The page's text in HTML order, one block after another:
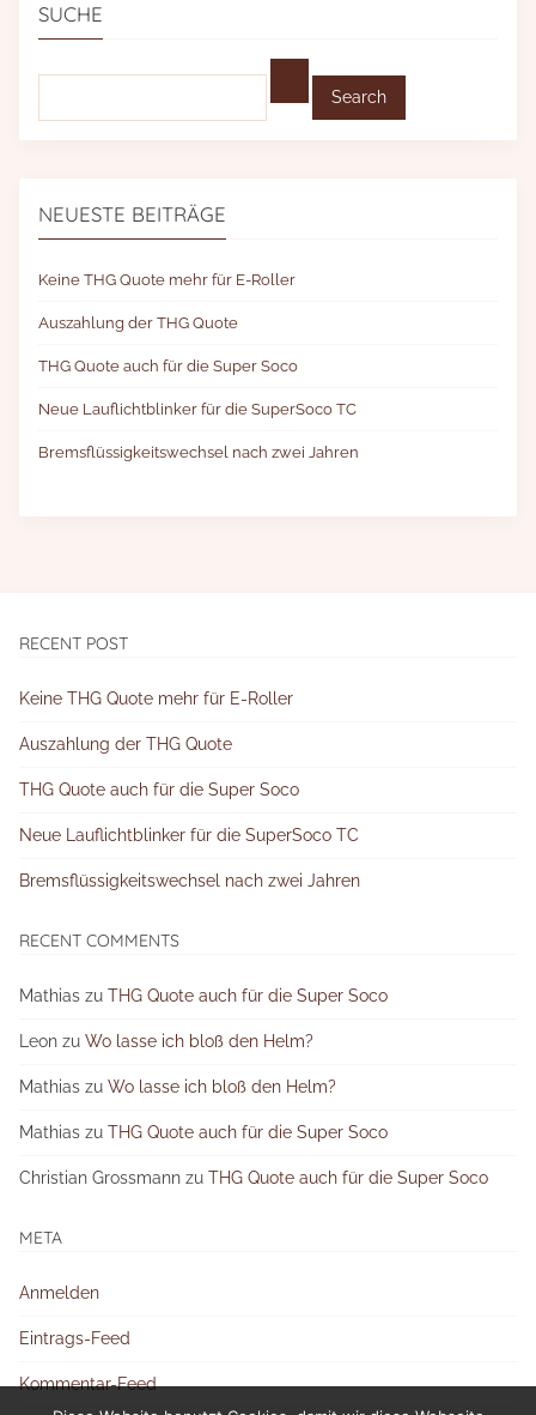
SUCHE
NEUESTE BEITRÄGE
Keine THG Quote mehr für E-Roller
Auszahlung der THG Quote
THG Quote auch für die Super Soco
Neue Lauflichtblinker für die SuperSoco TC
Bremsflüssigkeitswechsel nach zwei Jahren
RECENT POST
Keine THG Quote mehr für E-Roller
Auszahlung der THG Quote
THG Quote auch für die Super Soco
Neue Lauflichtblinker für die SuperSoco TC
Bremsflüssigkeitswechsel nach zwei Jahren
RECENT COMMENTS
Mathias zu THG Quote auch für die Super Soco
Leon zu Wo lasse ich bloß den Helm?
Mathias zu Wo lasse ich bloß den Helm?
Mathias zu THG Quote auch für die Super Soco
Christian Grossmann zu THG Quote auch für die Super Soco
META
Anmelden
Eintrags-Feed
Kommentar-Feed